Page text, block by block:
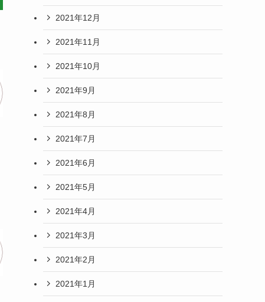
2021年12月
2021年11月
2021年10月
2021年9月
2021年8月
2021年7月
2021年6月
2021年5月
2021年4月
2021年3月
2021年2月
2021年1月